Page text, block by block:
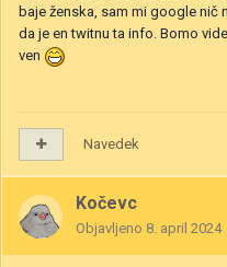
baje ženska, sam mi google nič
da je en twitnu ta info. Bomo
ven
Navedek
Kočevc
Objavljeno 8. april 2024